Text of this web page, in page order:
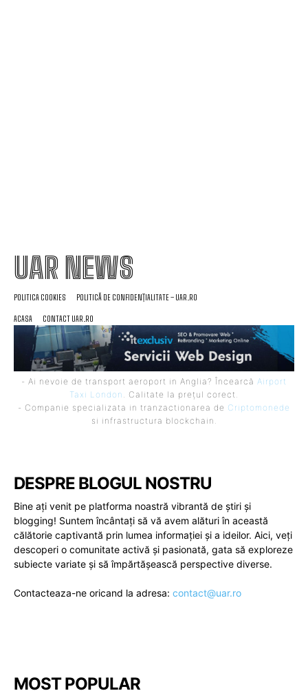
UAR NEWS
POLITICA COOKIES POLITICĂ DE CONFIDENȚIALITATE – UAR.RO
ACASA CONTACT UAR.RO
- Ai nevoie de transport aeroport in Anglia? Încearcă Airport
Taxi London . Calitate la prețul corect.
- Companie specializata in tranzactionarea de Criptomonede
si infrastructura blockchain.
DESPRE BLOGUL NOSTRU
Bine ați venit pe platforma noastră vibrantă de știri și
blogging! Suntem încântați să vă avem alături în această
călătorie captivantă prin lumea informației și a ideilor. Aici, veți
descoperi o comunitate activă și pasionată, gata să exploreze
subiecte variate și să împărtășească perspective diverse.
Contacteaza-ne oricand la adresa: contact@uar.ro
MOST POPULAR